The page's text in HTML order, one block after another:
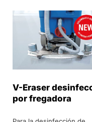
V-Eraser
por fregadora